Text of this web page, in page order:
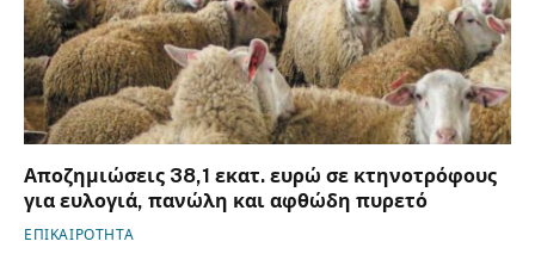
Αποζημιώσεις 38,1 εκατ. ευρώ σε κτηνοτρόφους
για ευλογιά, πανώλη και αφθώδη πυρετό
ΕΠΙΚΑΙΡΟΤΗΤΑ